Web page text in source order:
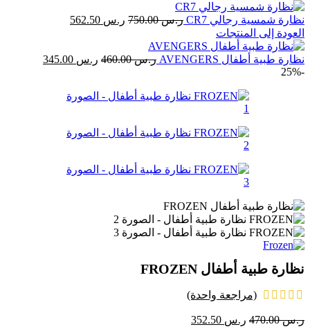
نظارة شمسية رجالي CR7 ر.س750.00 ر.س
العودة إلى المنتجات
نظارة طبية أطفال AVENGERS ر.س460.00 ر.س
-25%
نظارة طبية أطفال FROZEN
(مراجعة واحدة)
ر.س470.00 ر.س